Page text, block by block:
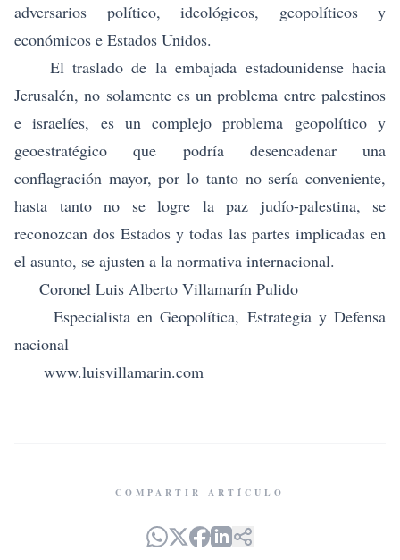
adversarios político, ideológicos, geopolíticos y
económicos e Estados Unidos.
El traslado de la embajada estadounidense hacia
Jerusalén, no solamente es un problema entre palestinos
e israelíes, es un complejo problema geopolítico y
geoestratégico que podría desencadenar una
conflagración mayor, por lo tanto no sería conveniente,
hasta tanto no se logre la paz judío-palestina, se
reconozcan dos Estados y todas las partes implicadas en
el asunto, se ajusten a la normativa internacional.
Coronel Luis Alberto Villamarín Pulido
Especialista en Geopolítica, Estrategia y Defensa
nacional
www.luisvillamarin.com
COMPARTIR ARTÍCULO